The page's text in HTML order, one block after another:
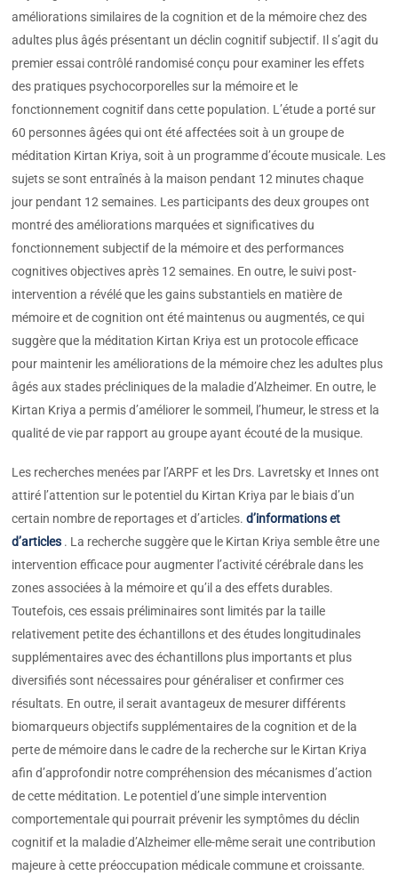
améliorations similaires de la cognition et de la mémoire chez des
adultes plus âgés présentant un déclin cognitif subjectif. Il s’agit du
premier essai contrôlé randomisé conçu pour examiner les effets
des pratiques psychocorporelles sur la mémoire et le
fonctionnement cognitif dans cette population. L’étude a porté sur
60 personnes âgées qui ont été affectées soit à un groupe de
méditation Kirtan Kriya, soit à un programme d’écoute musicale. Les
sujets se sont entraînés à la maison pendant 12 minutes chaque
jour pendant 12 semaines. Les participants des deux groupes ont
montré des améliorations marquées et significatives du
fonctionnement subjectif de la mémoire et des performances
cognitives objectives après 12 semaines. En outre, le suivi post-
intervention a révélé que les gains substantiels en matière de
mémoire et de cognition ont été maintenus ou augmentés, ce qui
suggère que la méditation Kirtan Kriya est un protocole efficace
pour maintenir les améliorations de la mémoire chez les adultes plus
âgés aux stades précliniques de la maladie d’Alzheimer. En outre, le
Kirtan Kriya a permis d’améliorer le sommeil, l’humeur, le stress et la
qualité de vie par rapport au groupe ayant écouté de la musique.
Les recherches menées par l’ARPF et les Drs. Lavretsky et Innes ont
attiré l’attention sur le potentiel du Kirtan Kriya par le biais d’un
certain nombre de reportages et d’articles.d’informations et
d’articles . La recherche suggère que le Kirtan Kriya semble être une
intervention efficace pour augmenter l’activité cérébrale dans les
zones associées à la mémoire et qu’il a des effets durables.
Toutefois, ces essais préliminaires sont limités par la taille
relativement petite des échantillons et des études longitudinales
supplémentaires avec des échantillons plus importants et plus
diversifiés sont nécessaires pour généraliser et confirmer ces
résultats. En outre, il serait avantageux de mesurer différents
biomarqueurs objectifs supplémentaires de la cognition et de la
perte de mémoire dans le cadre de la recherche sur le Kirtan Kriya
afin d’approfondir notre compréhension des mécanismes d’action
de cette méditation. Le potentiel d’une simple intervention
comportementale qui pourrait prévenir les symptômes du déclin
cognitif et la maladie d’Alzheimer elle-même serait une contribution
majeure à cette préoccupation médicale commune et croissante.